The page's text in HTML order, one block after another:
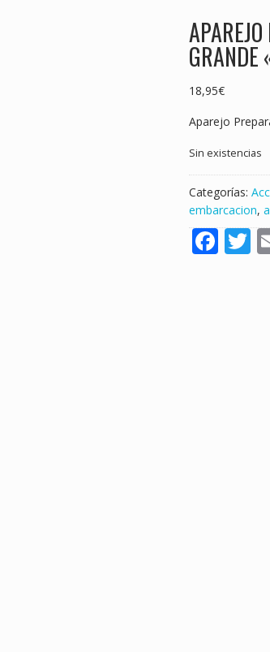
GRANDE
18,95€
Aparejo
Sin existencias
Categorías:
embarcacion,
F T